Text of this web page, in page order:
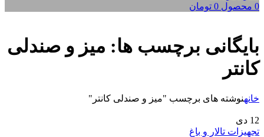
0 محصول 0 تومان
بایگانی برچسب ها: میز و صندلی
کانتر
خانهنوشته های برچسب "میز و صندلی کانتر"
12 دی
تجهیزات تالار و باغ